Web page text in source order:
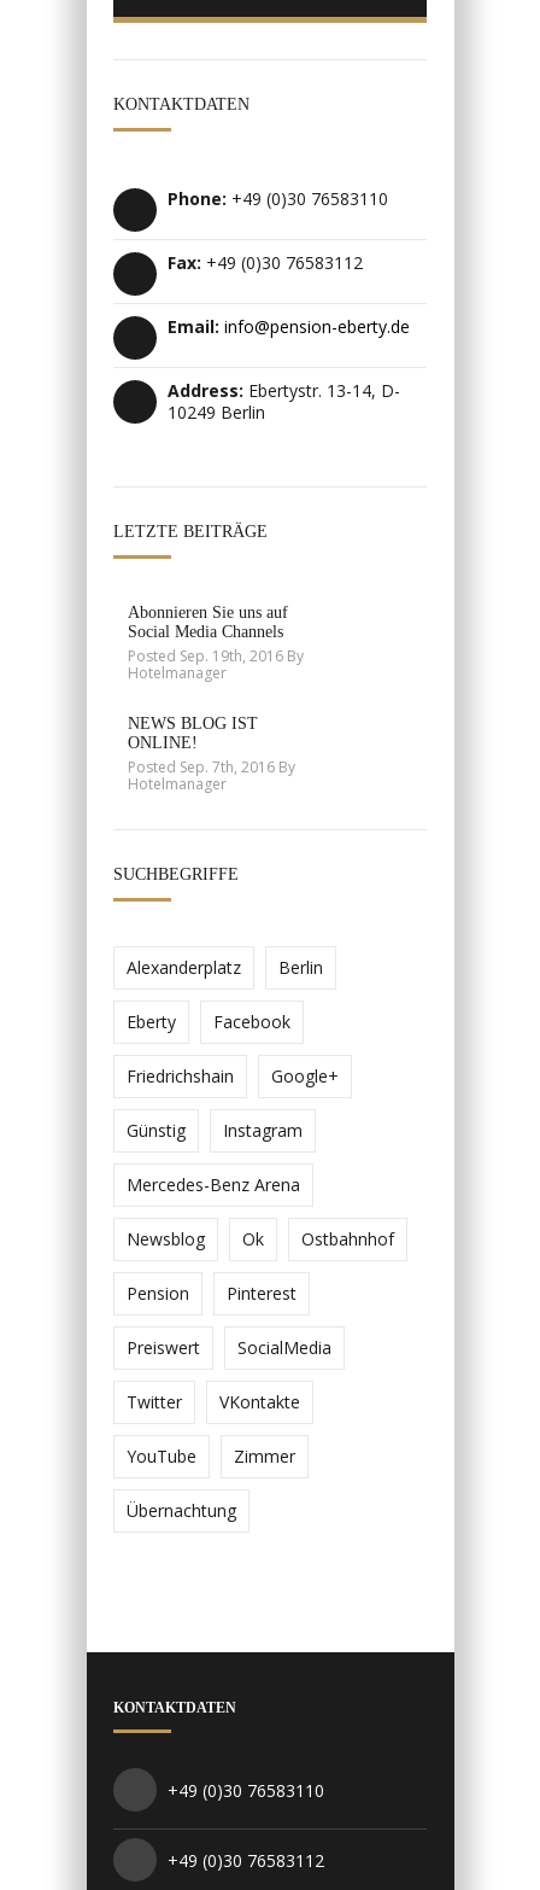
KONTAKTDATEN
Phone: +49 (0)30 76583110
Fax: +49 (0)30 76583112
Email: info@pension-eberty.de
Address: Ebertystr. 13-14, D-
10249 Berlin
LETZTE BEITRÄGE
Abonnieren Sie uns auf
Social Media Channels
Posted Sep. 19th, 2016 By
Hotelmanager
NEWS BLOG IST
ONLINE!
Posted Sep. 7th, 2016 By
Hotelmanager
SUCHBEGRIFFE
Alexanderplatz Berlin
Eberty Facebook
Friedrichshain Google+
Günstig Instagram
Mercedes-Benz Arena
Newsblog Ok Ostbahnhof
Pension Pinterest
Preiswert SocialMedia
Twitter VKontakte
YouTube Zimmer
Übernachtung
KONTAKTDATEN
+49 (0)30 76583110
+49 (0)30 76583112